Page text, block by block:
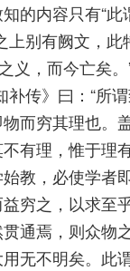
的内容只有“此
上别有阙文，此
义，而今亡矣
传》曰：“所
而穷其理也。
有理，惟于理
教，必使学者
穷之，以求至
通焉，则众物
无不明矣。此